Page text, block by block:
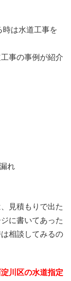
は水道工事を
事の事例が紹介
れ
見積もりで出た
に書いてあった
相談してみるの
川区の水道指定